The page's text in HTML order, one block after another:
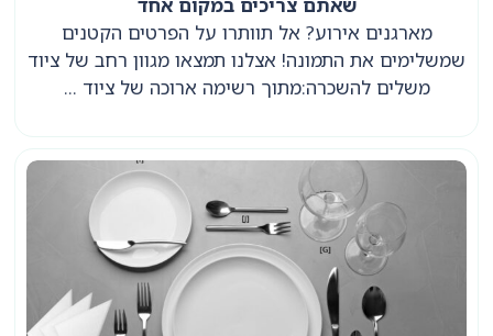
מארגנים אירוע? אל תוותרו על הפרטים הקטנים
שמשלימים את התמונה! אצלנו תמצאו מגוון רחב של ציוד
משלים להשכרה:מתוך רשימה ארוכה של ציוד ...